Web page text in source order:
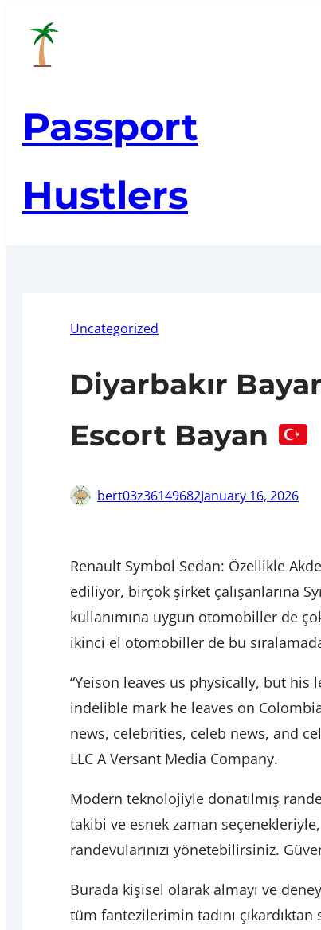
content
Passport
Hustlers
Uncategorized
Diyarbakır
Escort Bayan
bert03z36149682January 16, 2026
Renault Symbol Sedan: Özellikle
ediliyor, birçok şirket çalışanlarına
kullanımına uygun otomobiller de
ikinci el otomobiller de bu
“Yeison leaves us physically, but
indelible mark he leaves on
news, celebrities, celeb news, and
LLC A Versant Media Company.
Modern teknolojiyle donatılmış
takibi ve esnek zaman
randevularınızı yönetebilirsiniz.
Burada kişisel olarak almayı ve
tüm fantezilerimin tadını